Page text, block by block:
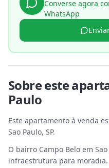
Converse agora
WhatsApp
Sobre este
Paulo
Este apartamento à venda
Sao Paulo, SP.
O bairro Campo Belo em
infraestrutura para moradia.